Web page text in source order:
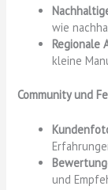
wie
Regionale
kleine
Community und
und